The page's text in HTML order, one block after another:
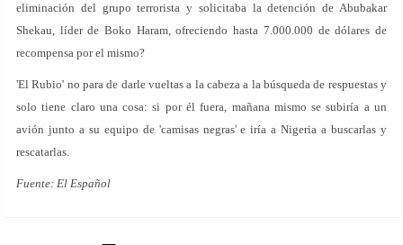
eliminación del grupo terrorista y solicitaba la detención de Abubakar
Shekau, líder de Boko Haram, ofreciendo hasta 7.000.000 de dólares de
recompensa por el mismo?
'El Rubio' no para de darle vueltas a la cabeza a la búsqueda de respuestas y
solo tiene claro una cosa: si por él fuera, mañana mismo se subiría a un
avión junto a su equipo de 'camisas negras' e iría a Nigeria a buscarlas y
rescatarlas.
Fuente: El Español